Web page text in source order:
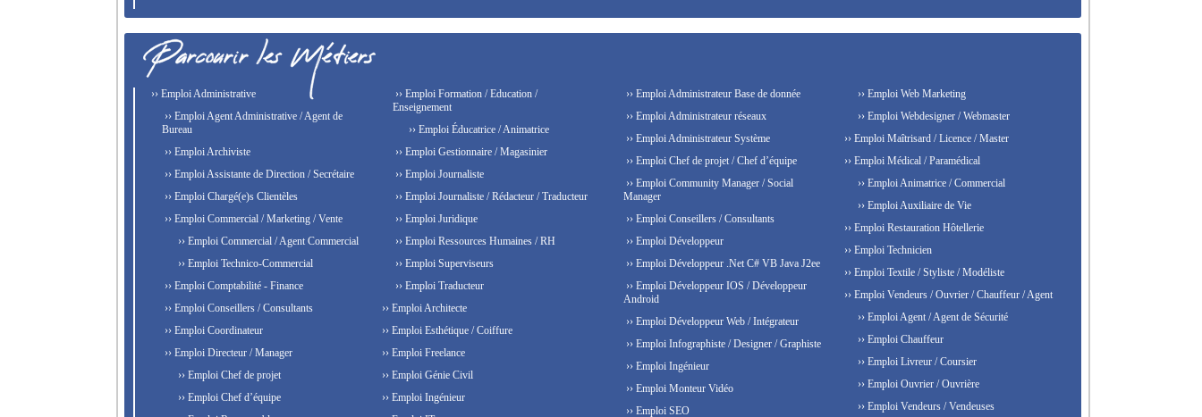
›› Emploi Administrative
›› Emploi Agent Administrative / Agent de
Bureau
›› Emploi Archiviste
›› Emploi Assistante de Direction / Secrétaire
›› Emploi Chargé(e)s Clientèles
›› Emploi Commercial / Marketing / Vente
›› Emploi Commercial / Agent Commercial
›› Emploi Technico-Commercial
›› Emploi Comptabilité - Finance
›› Emploi Conseillers / Consultants
›› Emploi Coordinateur
›› Emploi Directeur / Manager
›› Emploi Chef de projet
›› Emploi Chef d’équipe
›› Emploi Formation / Education /
Enseignement
›› Emploi Éducatrice / Animatrice
›› Emploi Gestionnaire / Magasinier
›› Emploi Journaliste
›› Emploi Journaliste / Rédacteur / Traducteur
›› Emploi Juridique
›› Emploi Ressources Humaines / RH
›› Emploi Superviseurs
›› Emploi Traducteur
›› Emploi Architecte
›› Emploi Esthétique / Coiffure
›› Emploi Freelance
›› Emploi Génie Civil
›› Emploi Ingénieur
›› Emploi Administrateur Base de donnée
›› Emploi Administrateur réseaux
›› Emploi Administrateur Système
›› Emploi Chef de projet / Chef d’équipe
›› Emploi Community Manager / Social
Manager
›› Emploi Conseillers / Consultants
›› Emploi Développeur
›› Emploi Développeur .Net C# VB Java J2ee
›› Emploi Développeur IOS / Développeur
Android
›› Emploi Développeur Web / Intégrateur
›› Emploi Infographiste / Designer / Graphiste
›› Emploi Ingénieur
›› Emploi Monteur Vidéo
›› Emploi SEO
›› Emploi Web Marketing
›› Emploi Webdesigner / Webmaster
›› Emploi Maîtrisard / Licence / Master
›› Emploi Médical / Paramédical
›› Emploi Animatrice / Commercial
›› Emploi Auxiliaire de Vie
›› Emploi Restauration Hôtellerie
›› Emploi Technicien
›› Emploi Textile / Styliste / Modéliste
›› Emploi Vendeurs / Ouvrier / Chauffeur / Agent
›› Emploi Agent / Agent de Sécurité
›› Emploi Chauffeur
›› Emploi Livreur / Coursier
›› Emploi Ouvrier / Ouvrière
›› Emploi Vendeurs / Vendeuses